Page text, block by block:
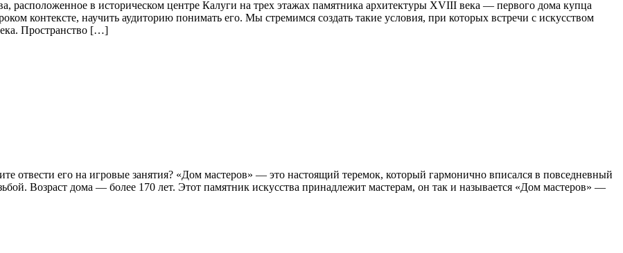
расположенное в историческом центре Калуги на трех этажах памятника архитектуры XVIII века — первого дома купца
контексте, научить аудиторию понимать его. Мы стремимся создать такие условия, при которых встречи с искусством
Пространство […]
отвести его на игровые занятия? «Дом мастеров» — это настоящий теремок, который гармонично вписался в повседневный
Возраст дома — более 170 лет. Этот памятник искусства принадлежит мастерам, он так и называется «Дом мастеров» —